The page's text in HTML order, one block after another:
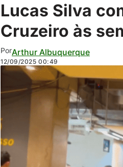
Lucas Silva
Cruzeiro às
PorArthur Albuquerque
12/09/2025 00:49